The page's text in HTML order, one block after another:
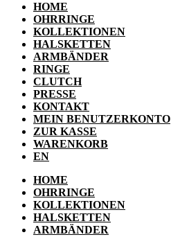
HOME
OHRRINGE
KOLLEKTIONEN
HALSKETTEN
ARMBÄNDER
RINGE
CLUTCH
PRESSE
KONTAKT
MEIN BENUTZERKONTO
ZUR KASSE
WARENKORB
EN
HOME
OHRRINGE
KOLLEKTIONEN
HALSKETTEN
ARMBÄNDER